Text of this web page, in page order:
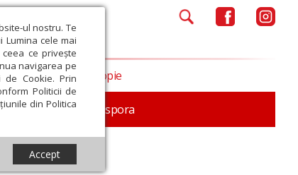
ul nostru. Te
Lumina cele mai
ce privește
navigarea pe
Cookie. Prin
Politicii de
din Politica
Accept
memoriam Diaspora
Opinii Filantropie